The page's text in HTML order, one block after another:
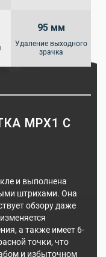
95 мм
Удаление выходного
зрачка
MPX1 С
и выполнена
штрихами. Она
обзору даже
а также имеет 6-
точки, что
и избыточном